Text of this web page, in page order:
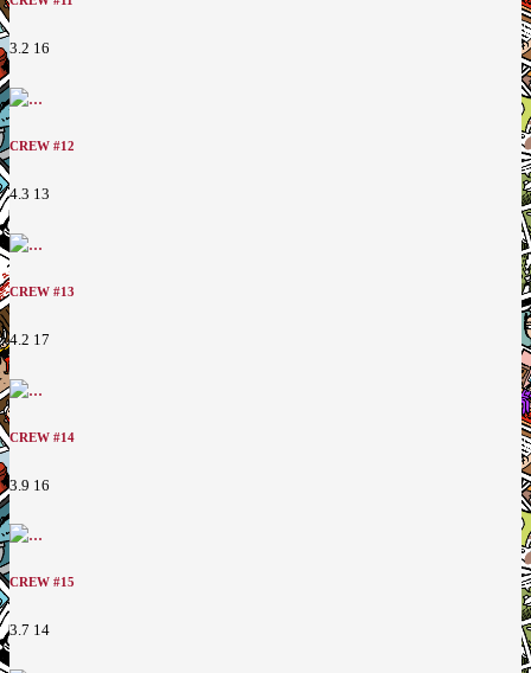
3.2 16
CREW #12
4.3 13
CREW #13
4.2 17
CREW #14
3.9 16
CREW #15
3.7 14